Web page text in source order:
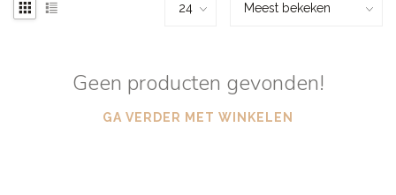
Geen producten gevonden!
GA VERDER MET WINKELEN